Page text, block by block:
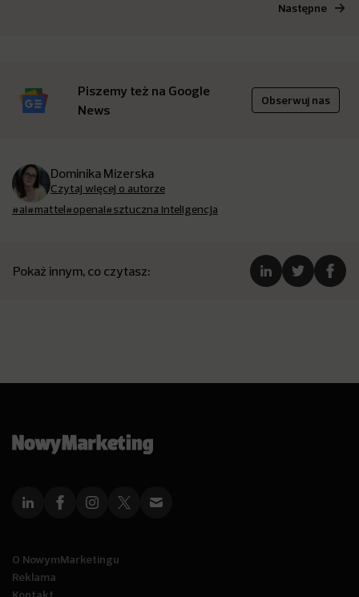
Następne
Piszemy też na Google
News
Obserwuj nas
Dominika Mizerska
Czytaj więcej o autorze
#ai#mattel#openai#sztuczna inteligencja
Pokaż innym, co czytasz:
O NowymMarketingu
Reklama